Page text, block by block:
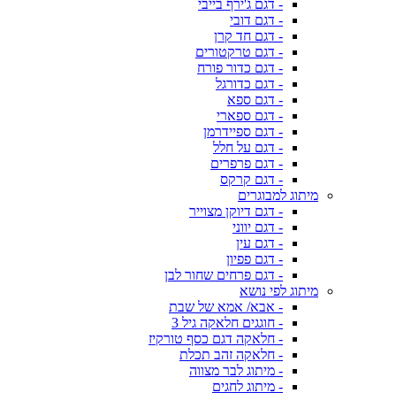
- דגם ג'ירף בייבי
- דגם דובי
- דגם חד קרן
- דגם טרקטורים
- דגם כדור פורח
- דגם כדורגל
- דגם ספא
- דגם ספארי
- דגם ספיידרמן
- דגם על חלל
- דגם פרפרים
- דגם קרקס
מיתוג למבוגרים
- דגם דיוקן מצוייר
- דגם יווני
- דגם עין
- דגם פפיון
- דגם פרחים שחור לבן
מיתוג לפי נושא
- אבא/ אמא של שבת
- חוגגים חלאקה גיל 3
- חלאקה דגם כסף טורקיז
- חלאקה זהב תכלת
- מיתוג לבר מצווה
- מיתוג לחגים